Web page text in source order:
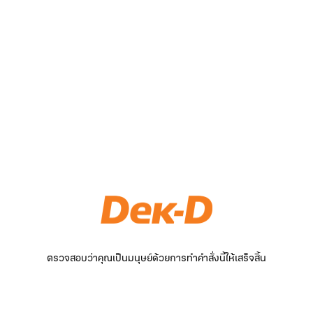
ตรวจสอบว่าคุณเป็นมนุษย์ด้วยการทำคำสั่งนี้ให้เสร็จสิ้น